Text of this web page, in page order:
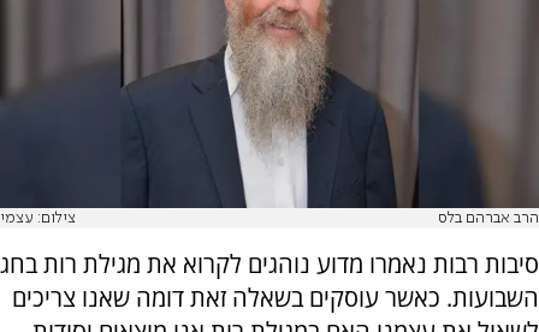
הרב אברהם בלס צילום: עצמי
סיבות רבות נאמרו מדוע נוהגים לקרוא את מגילת רות בחג
השבועות. כאשר עוסקים בשאלה זאת דומה שאנו צריכים